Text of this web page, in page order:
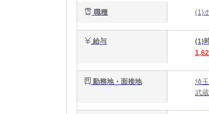
職種 (1)
給与 (1)
勤務地・面接地
埼
武